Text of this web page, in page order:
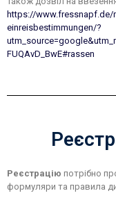
https://
einreisbestimmungen/?
FUQAvD_BwE#rassen
Реєстрацію потрібно
формуляри та правила